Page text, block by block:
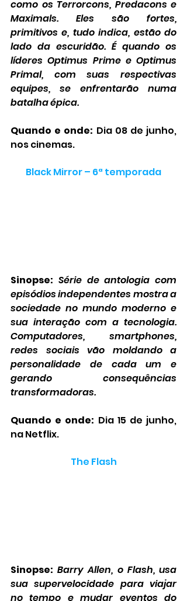
como os Terrorcons, Predacons e
Maximals. Eles são fortes,
primitivos e, tudo indica, estão do
lado da escuridão. É quando os
líderes Optimus Prime e Optimus
Primal, com suas respectivas
equipes, se enfrentarão numa
batalha épica.
Quando e onde: Dia 08 de junho,
nos cinemas.
Black Mirror – 6ª temporada
Sinopse: Série de antologia com
episódios independentes mostra a
sociedade no mundo moderno e
sua interação com a tecnologia.
Computadores, smartphones,
redes sociais vão moldando a
personalidade de cada um e
gerando consequências
transformadoras.
Quando e onde: Dia 15 de junho,
na Netflix.
The Flash
Sinopse: Barry Allen, o Flash, usa
sua supervelocidade para viajar
no tempo e mudar eventos do